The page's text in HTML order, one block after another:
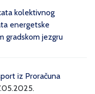
kolektivnog
energetske
gradskom jezgru
iz Proračuna